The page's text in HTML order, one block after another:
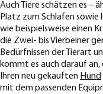
Auch Tiere schätzen es –
Platz zum Schlafen sowie
wie beispielsweise einen
die Zwei- bis Vierbeiner
Bedürfnissen der Tierart
kommt es auch darauf
Ihren neu gekauften Hund
mit dem passenden